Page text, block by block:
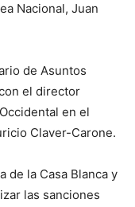
Nacional, Juan
de Asuntos
el director
en el
Claver-Carone.
de la Casa Blanca y
las sanciones